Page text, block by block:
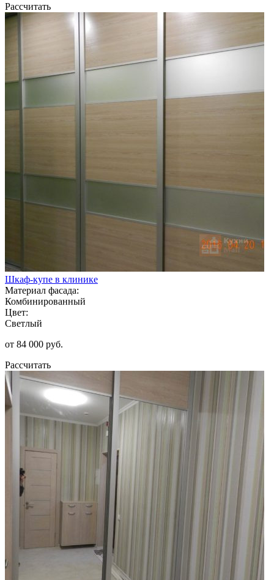
Рассчитать
Шкаф-купе в клинике
Материал фасада:
Комбинированный
Цвет:
Светлый
от 84 000 руб.
Рассчитать